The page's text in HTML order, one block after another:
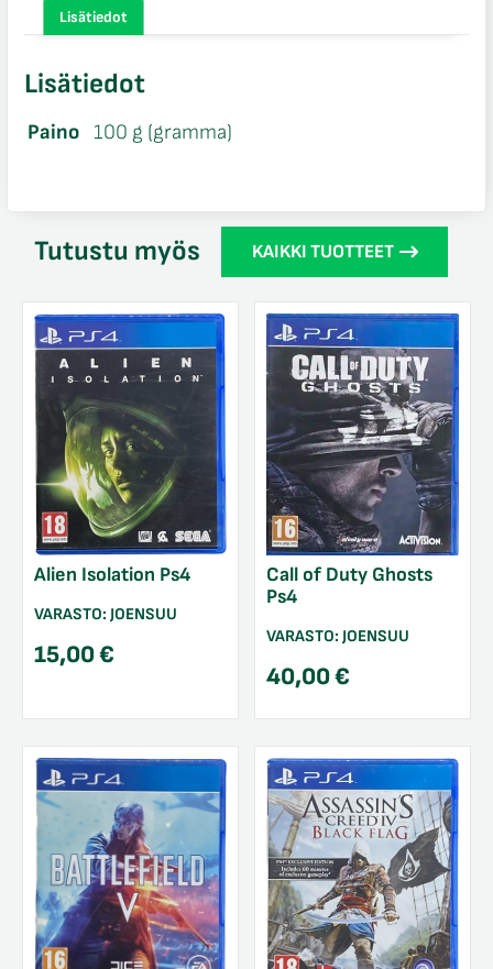
Lisätiedot
Lisätiedot
Paino 100 g (gramma)
Tutustu myös KAIKKI TUOTTEET
Alien Isolation Ps4
VARASTO: JOENSUU
15,00€
Call of Duty Ghosts
Ps4
VARASTO: JOENSUU
40,00€